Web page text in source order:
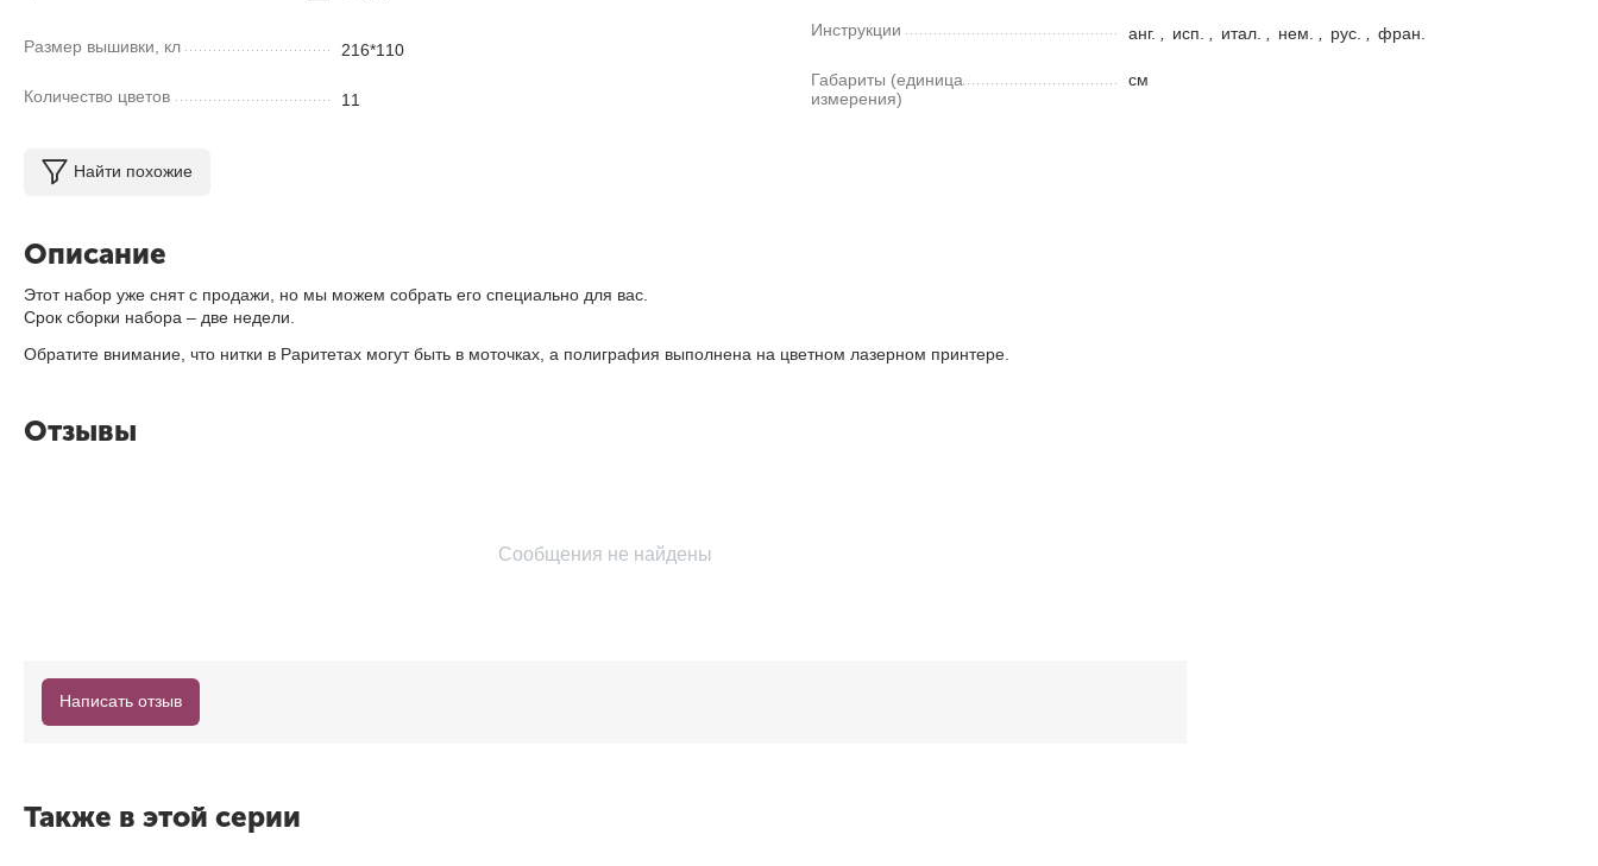
Размер вышивки, кл 216*110
Количество цветов 11
Инструкции анг. исп. итал. нем. рус. фран.
Габариты (единица
измерения)
см
Найти похожие
Описание
Этот набор уже снят с продажи, но мы можем собрать его специально для вас.
Срок сборки набора – две недели.
Обратите внимание, что нитки в Раритетах могут быть в моточках, а полиграфия выполнена на цветном лазерном принтере.
Отзывы
Сообщения не найдены
Написать отзыв
Также в этой серии